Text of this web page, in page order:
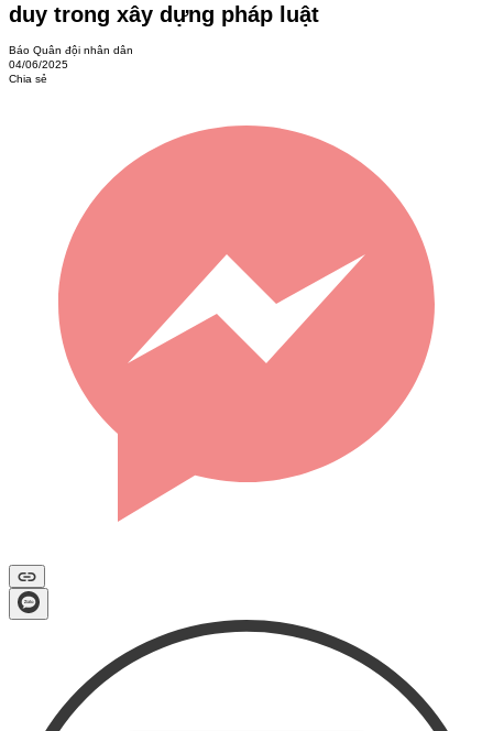
duy trong xây dựng pháp luật
Báo Quân đội nhân dân
04/06/2025
Chia sẻ